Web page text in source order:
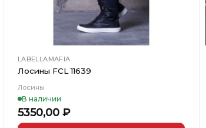
LABELLAMAFIA
Лосины FCL 11639
Лосины
В наличии
5350,00 ₽